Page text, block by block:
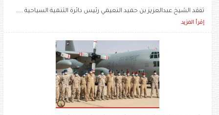
تفقد الشيخ عبدالعزيز بن حميد النعيمي رئيس دائرة التنمية السياحية .....
إقرأ المزيد